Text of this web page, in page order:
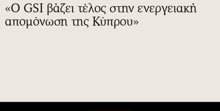
«Ο GSI βάζει τέλος στην ενεργειακή
απομόνωση της Κύπρου»